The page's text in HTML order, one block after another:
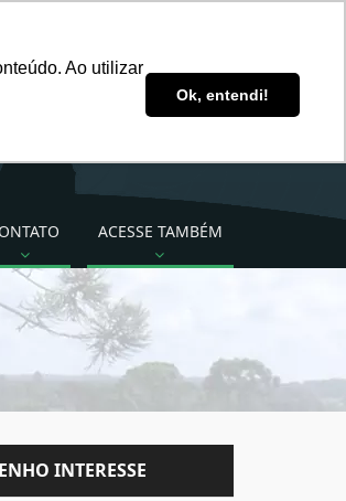
Ao utilizar
Ok, entendi!
ACESSE TAMBÉM
(49) 3222-2277 (49)
INTERESSE